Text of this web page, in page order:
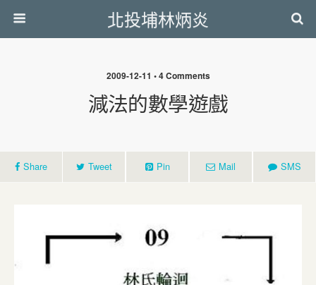
北投埔林炳炎
2009-12-11 • 4 Comments
減法的數學遊戲
Share Tweet Pin Mail SMS